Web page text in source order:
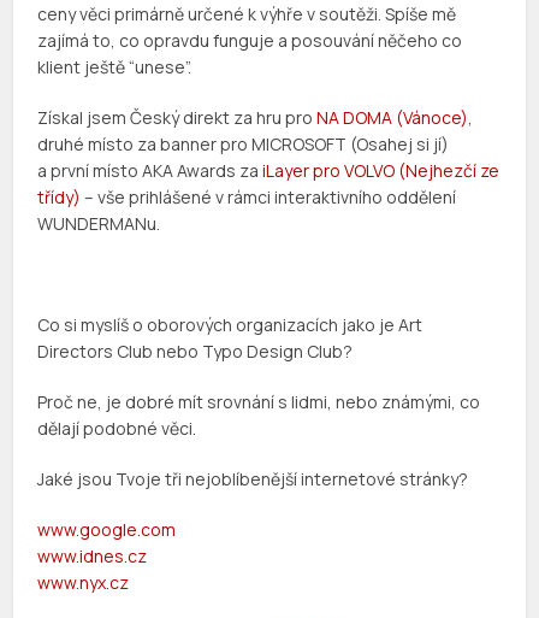
ceny věci primárně určené k výhře v soutěži. Spíše mě
zajímá to, co opravdu funguje a posouvání něčeho co
klient ještě “unese”.
Získal jsem Český direkt za hru proNA DOMA (Vánoce),
druhé místo za banner pro MICROSOFT (Osahej si jí)
a první místo AKA Awards zaiLayer pro VOLVO (Nejhezčí ze
třídy) – vše prihlášené v rámci interaktivního oddělení
WUNDERMANu.
Co si myslíš o oborových organizacích jako je Art
Directors Club nebo Typo Design Club?
Proč ne, je dobré mít srovnání s lidmi, nebo známými, co
dělají podobné věci.
Jaké jsou Tvoje tři nejoblíbenější internetové stránky?
www.google.com
www.idnes.cz
www.nyx.cz